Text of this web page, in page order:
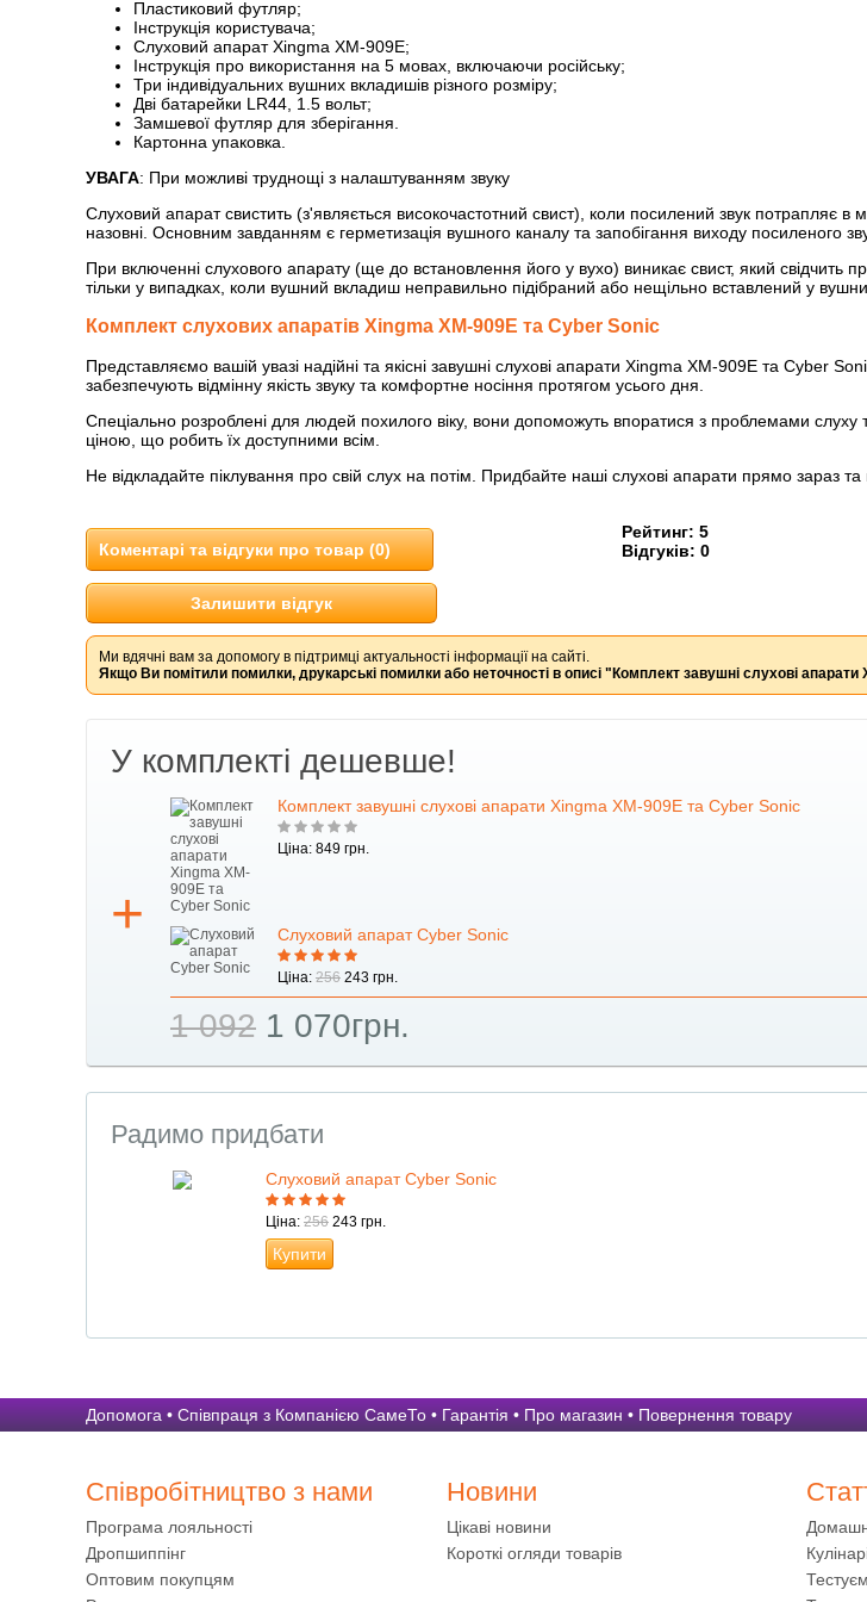
Пластиковий футляр;
Інструкція користувача;
Слуховий апарат Xingmа XM-909E;
Інструкція про використання на 5 мовах, включаючи російську;
Три індивідуальних вушних вкладишів різного розміру;
Дві батарейки LR44, 1.5 вольт;
Замшевої футляр для зберігання.
Картонна упаковка.
УВАГА: При можливі труднощі з налаштуванням звуку
Слуховий апарат свистить (з'являється високочастотний свист), коли посилений звук потрапляє
назовні. Основним завданням є герметизація вушного каналу та запобігання виходу посиленого
При включенні слухового апарату (ще до встановлення його у вухо) виникає свист, який свідчить
тільки у випадках, коли вушний вкладиш неправильно підібраний або нещільно вставлений у
Комплект слухових апаратів Xingmа XM-909E та Cyber Sonic
Представляємо вашій увазі надійні та якісні завушні слухові апарати Xingma XM-909E та Cyber
забезпечують відмінну якість звуку та комфортне носіння протягом усього дня.
Спеціально розроблені для людей похилого віку, вони допоможуть впоратися з проблемами слуху
ціною, що робить їх доступними всім.
Не відкладайте піклування про свій слух на потім. Придбайте наші слухові апарати прямо зараз
Коментарі та відгуки про товар (0)
Рейтинг: 5
Відгуків: 0
Залишити відгук
Ми вдячні вам за допомогу в підтримці актуальності інформації на сайті.
Якщо Ви помітили помилки, друкарські помилки або неточності в описі "Комплект завушні слухові
У комплекті дешевше!
Комплект завушні слухові апарати Xingmа XM-909E та Cyber Sonic
Ціна: 849 грн.
Слуховий апарат Cyber Sonic
Ціна: 256 243 грн.
1 092 1 070грн.
Радимо придбати
Слуховий апарат Cyber Sonic
Ціна: 256 243 грн.
Купити
Допомога • Співпраця з Компанією СамеТо • Гарантія • Про магазин • Повернення товару
Співробітництво з нами
Програма лояльності
Дропшиппінг
Оптовим покупцям
Новини
Цікаві новини
Короткі огляди товарів